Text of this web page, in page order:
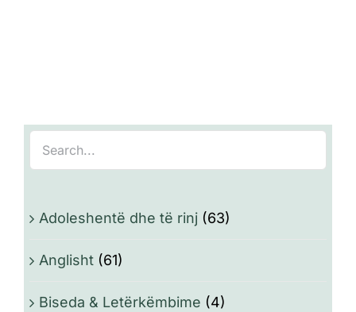
Adoleshentë dhe të rinj (63)
Anglisht (61)
Biseda & Letërkëmbime (4)